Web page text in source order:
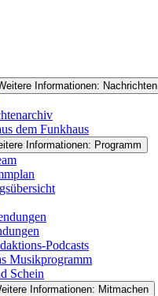
Informationen: Nachrichten
dem Funkhaus
Informationen: Programm
Podcasts
Musikprogramm
Schein
Informationen: Mitmachen